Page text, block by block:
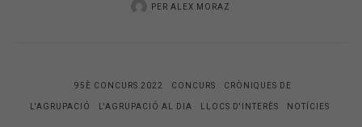
PER ALEX MORAZ
95È CONCURS 2022 CONCURS
CRÒNIQUES DE
L'AGRUPACIÓ
L'AGRUPACIÓ AL DIA LLOCS D'INTERÈS NOTÍCIES